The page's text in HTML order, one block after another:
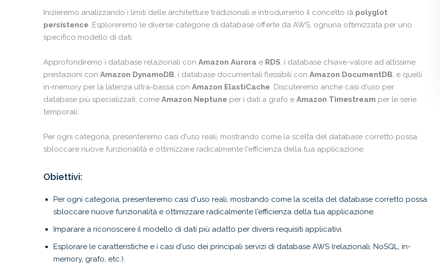
Inizieremo analizzando i limiti delle architetture tradizionali e introdurremo il concetto di polyglot
persistence. Esploreremo le diverse categorie di database offerte da AWS, ognuna ottimizzata per uno
specifico modello di dati.
Approfondiremo i database relazionali con Amazon Aurora e RDS, i database chiave-valore ad altissime
prestazioni con Amazon DynamoDB, i database documentali flessibili con Amazon DocumentDB, e quelli
in-memory per la latenza ultra-bassa con Amazon ElastiCache. Discuteremo anche casi d'uso per
database più specializzati, come Amazon Neptune per i dati a grafo e Amazon Timestream per le serie
temporali.
Per ogni categoria, presenteremo casi d'uso reali, mostrando come la scelta del database corretto possa
sbloccare nuove funzionalità e ottimizzare radicalmente l'efficienza della tua applicazione.
Obiettivi:
Per ogni categoria, presenteremo casi d'uso reali, mostrando come la scelta del database corretto possa
sbloccare nuove funzionalità e ottimizzare radicalmente l'efficienza della tua applicazione.
Imparare a riconoscere il modello di dati più adatto per diversi requisiti applicativi.
Esplorare le caratteristiche e i casi d'uso dei principali servizi di database AWS (relazionali, NoSQL, in-
memory, grafo, etc.).